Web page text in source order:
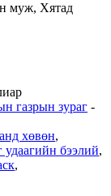
муж, Хятад
газрын зураг -
хөвөн,
бээлий,
,